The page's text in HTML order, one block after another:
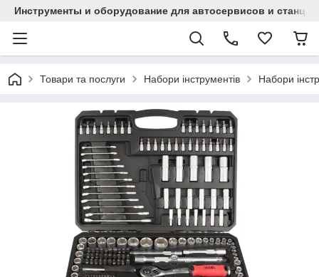
Инструменты и оборудование для автосервисов и
Товари та послуги Набори інструментів Набори